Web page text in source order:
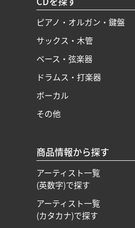
ピアノ・オルガン・鍵盤
サックス・木管
ベース・弦楽器
ドラムス・打楽器
ボーカル
その他
商品情報から探す
アーティスト一覧
(英数字)で探す
アーティスト一覧
(カタカナ)で探す